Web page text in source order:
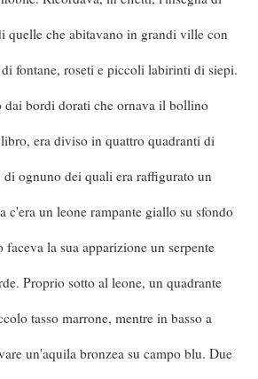
quelle che abitavano in grandi ville con
fontane, roseti e piccoli labirinti di siepi.
dai bordi dorati che ornava il bollino
era diviso in quattro quadranti di
ognuno dei quali era raffigurato un
c'era un leone rampante giallo su sfondo
faceva la sua apparizione un serpente
Proprio sotto al leone, un quadrante
tasso marrone, mentre in basso a
un'aquila bronzea su campo blu. Due